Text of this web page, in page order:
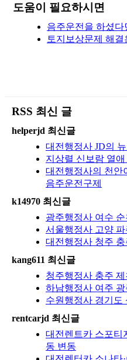
도움이 필요하시면
음주운전을 하셨다
토지보상문제 해
RSS 최신 글
helperjd 최신글
대전행정사 JD의
지상렬 신보람 열
대전행정사의 천안
음주운전구제
k14970 최신글
광주행정사 여수
서울행정사 고양
대전행정사 청주
kang611 최신글
청주행정사 충주
하남행정사 여주
수원행정사 경기도
rentcarjd 최신글
대전렌트카 스포티
동 변동